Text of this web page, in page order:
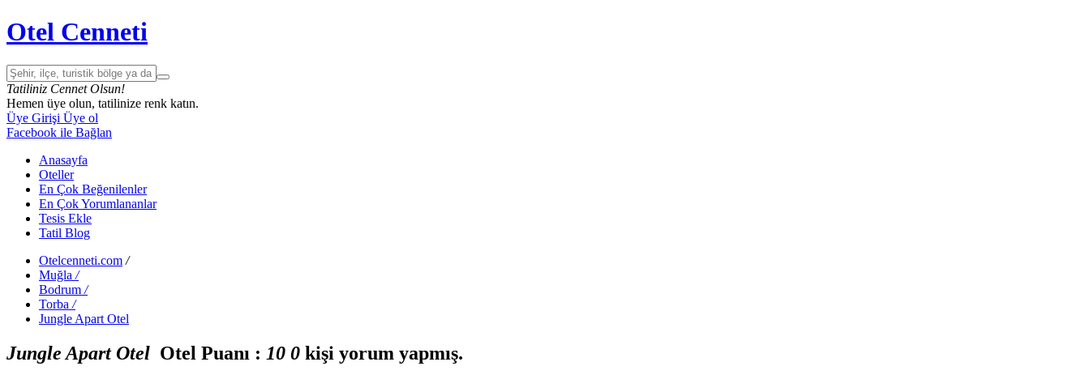
Otel Cenneti
Tatiliniz Cennet Olsun!
Hemen üye olun, tatilinize renk katın.
Üye Girişi Üye ol
Facebook ile Bağlan
Anasayfa
Oteller
En Çok Beğenilenler
En Çok Yorumlananlar
Tesis Ekle
Tatil Blog
Otelcenneti.com /
Muğla /
Bodrum /
Torba /
Jungle Apart Otel
Jungle Apart Otel Otel Puanı : 10 0 kişi yorum yapmış.